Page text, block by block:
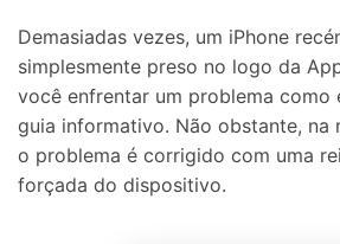
Demasiadas vezes, um iPhone
simplesmente preso no logo da
você enfrentar um problema como
guia informativo. Não obstante, na
o problema é corrigido com uma
forçada do dispositivo.